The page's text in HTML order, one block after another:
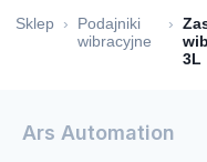
Sklep ›
Podajniki
wibracyjne
›
3L
Ars Automation